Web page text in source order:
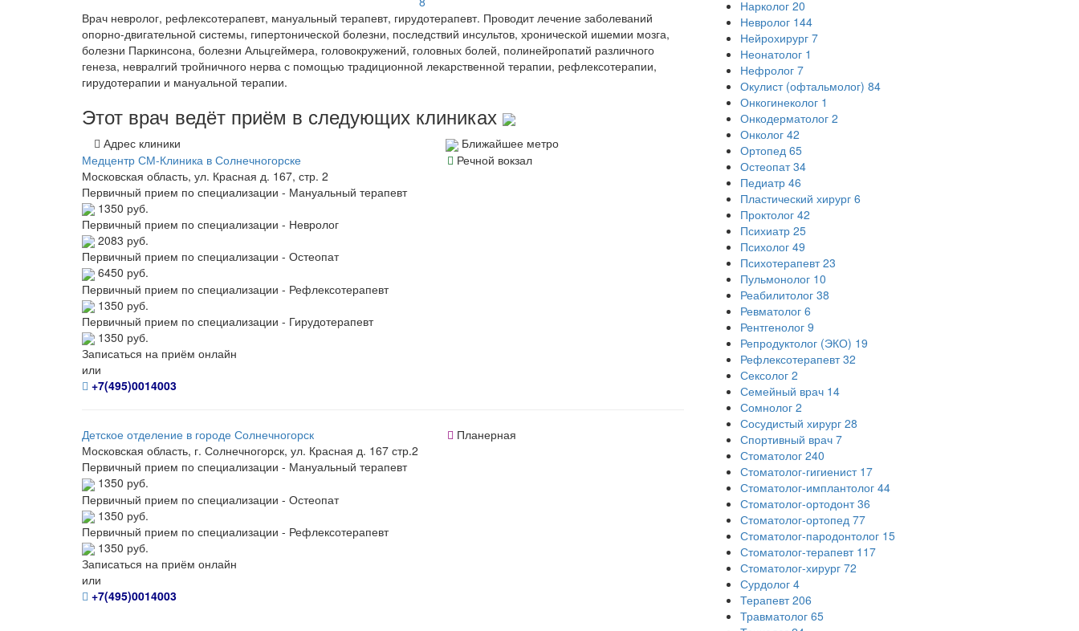
Врач невролог, рефлексотерапевт, мануальный терапевт, гирудотерапевт. Проводит лечение заболеваний
опорно-двигательной системы, гипертонической болезни, последствий инсультов, хронической ишемии мозга,
болезни Паркинсона, болезни Альцгеймера, головокружений, головных болей, полинейропатий различного
генеза, невралгий тройничного нерва с помощью традиционной лекарственной терапии, рефлексотерапии,
гирудотерапии и мануальной терапии.
Этот врач ведёт приём в следующих клиниках
Адрес клиники
Ближайшее метро
Медцентр СМ-Клиника в Солнечногорске
Московская область, ул. Красная д. 167, стр. 2
Речной вокзал
Первичный прием по специализации - Мануальный терапевт
1350 руб.
Первичный прием по специализации - Невролог
2083 руб.
Первичный прием по специализации - Остеопат
6450 руб.
Первичный прием по специализации - Рефлексотерапевт
1350 руб.
Первичный прием по специализации - Гирудотерапевт
1350 руб.
Записаться на приём онлайн
или
+7(495)0014003
Детское отделение в городе Солнечногорск
Московская область, г. Солнечногорск, ул. Красная д. 167 стр.2
Планерная
Первичный прием по специализации - Мануальный терапевт
1350 руб.
Первичный прием по специализации - Остеопат
1350 руб.
Первичный прием по специализации - Рефлексотерапевт
1350 руб.
Записаться на приём онлайн
или
+7(495)0014003
Нарколог 20
Невролог 144
Нейрохирург 7
Неонатолог 1
Нефролог 7
Окулист (офтальмолог) 84
Онкогинеколог 1
Онкодерматолог 2
Онколог 42
Ортопед 65
Остеопат 34
Педиатр 46
Пластический хирург 6
Проктолог 42
Психиатр 25
Психолог 49
Психотерапевт 23
Пульмонолог 10
Реабилитолог 38
Ревматолог 6
Рентгенолог 9
Репродуктолог (ЭКО) 19
Рефлексотерапевт 32
Сексолог 2
Семейный врач 14
Сомнолог 2
Сосудистый хирург 28
Спортивный врач 7
Стоматолог 240
Стоматолог-гигиенист 17
Стоматолог-имплантолог 44
Стоматолог-ортодонт 36
Стоматолог-ортопед 77
Стоматолог-пародонтолог 15
Стоматолог-терапевт 117
Стоматолог-хирург 72
Сурдолог 4
Терапевт 206
Травматолог 65